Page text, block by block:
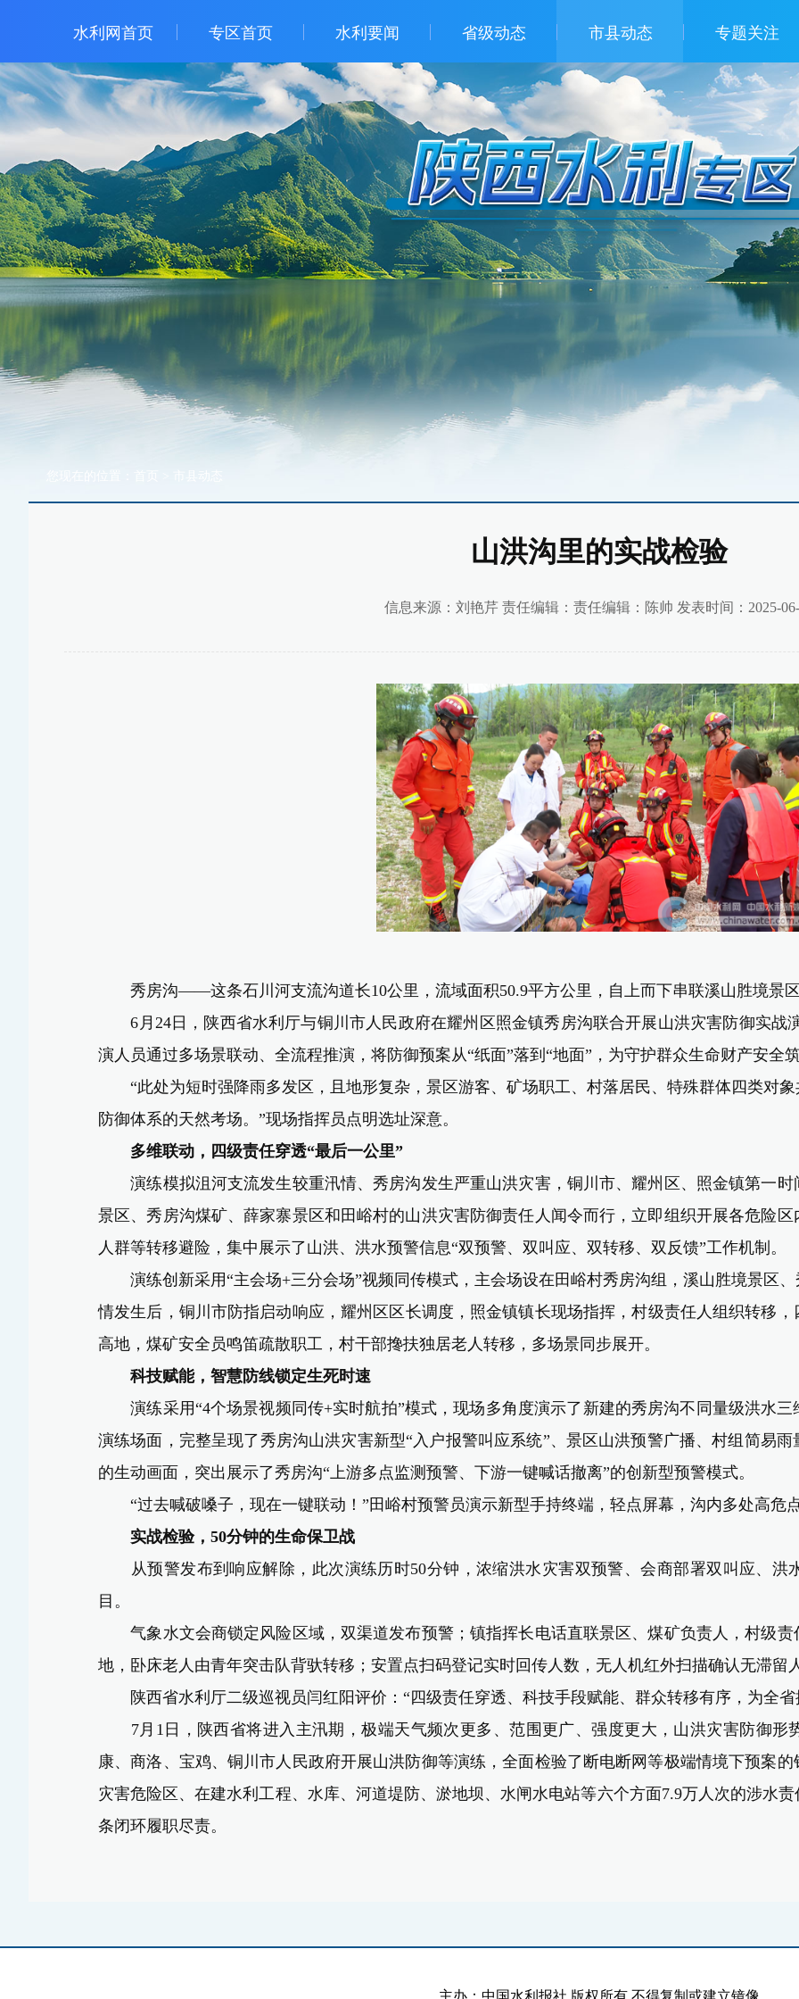
水利网首页 专区首页 水利要闻 省级动态 市县动态 专题关注
山洪沟里的实战检验
信息来源：刘艳芹 责任编辑：责任编辑：陈帅 发表时间：2025-
秀房沟——这条石川河支流沟道长10公里，流域面积50.9平方公里，自上而下串联溪山胜境景
6月24日，陕西省水利厅与铜川市人民政府在耀州区照金镇秀房沟联合开展山洪灾害防御实战
演人员通过多场景联动、全流程推演，将防御预案从“纸面”落到“地面”，为守护群众生命财产安
“此处为短时强降雨多发区， 且 地形复杂 ， 景区游客、矿场职工、村落居民、特殊群体四类对
防御体系的天然考场。 ”现场指挥员点明选址深意。
多维联动 ， 四级责任穿透“最后一公里”
演练模拟沮河支流发生较重汛情、秀房沟发生严重山洪灾害，铜川市、耀州区、照金镇第一
景区、秀房沟煤矿、薛家寨景区和田峪村的山洪灾害防御责任人闻令而行，立即组织开展各危险
人群等转移避险，集中展示了山洪、洪水预警信息“双预警、双叫应、双转移、双反馈”工作机制。
演练创新采用“主会场+三分会场”视频同传模式 ， 主会场设在田峪村秀房沟组，溪山胜境景区
情发生后， 铜川市防指启动响应， 耀州区区长调度 ， 照金镇镇长现场指挥 ，村级责任人组织转移
高地，煤矿安全员鸣笛疏散职工，村干部搀扶独居老人转移，多场景同步展开。
科技赋能， 智慧防线锁定生死时速
演练采用“4个场景视频同传+实时航拍”模式，现场多角度演示了新建的秀房沟不同量级洪水
演练场面，完整呈现了秀房沟山洪灾害新型“入户报警叫应系统”、景区山洪预警广播、村组简易
的生动画面，突出展示了秀房沟“上游多点监测预警、下游一键喊话撤离”的创新型预警模式。
“过去喊破嗓子，现在一键联动！”田峪村预警员演示新型手持终端 ， 轻点屏幕，沟内多处高危
实战检验， 50分钟的生命保卫战
从预警发布到响应解除， 此次演练历时50分钟 ，浓缩洪水灾害双预警、会商部署双叫应、洪
目 。
气象水文会商锁定风险区域，双渠道发布预警；镇指挥长电话直联景区、煤矿负责人，村级
地，卧床老人由青年突击队背驮转移； 安置点扫码登记实时回传人数，无人机红外扫描确认无滞
陕西省水利厅二级巡视员闫红阳评价：“四级责任穿透、科技手段赋能、群众转移有序，为全
7月1日
，陕西省将进入主汛期，极端天气频次更多、范围更广、强度更大，山洪灾害防御形
康、商洛、宝鸡、铜川市人民政府开展山洪防御等演练，全面检验了 断电断网等极端情境下预案
灾害危险区、在建水利工程、水库、河道堤防、淤地坝、水闸水电站等六个方面7.9万人次的涉水
条闭环履职尽责。
主办：中国水利报社 版权所有 不得复制或建立镜像